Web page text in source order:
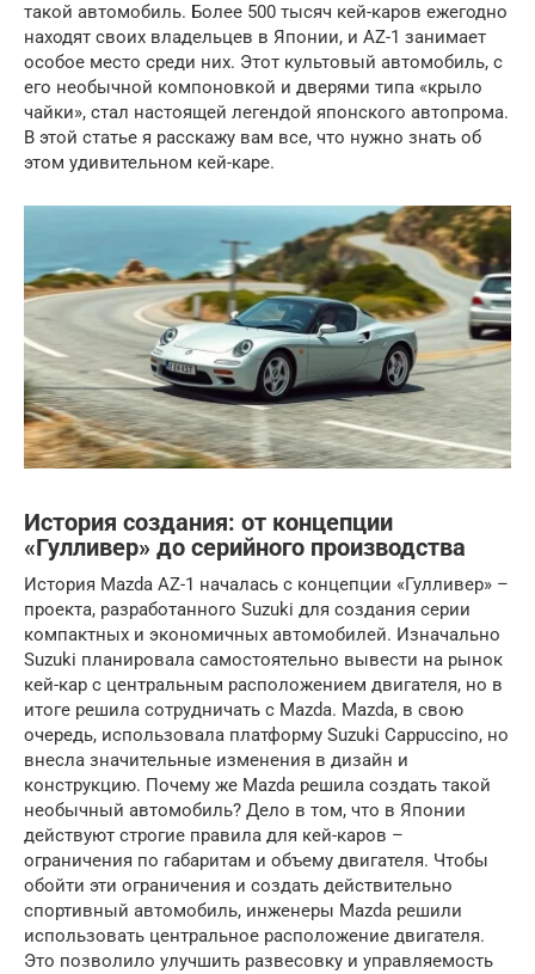
такой автомобиль. Более 500 тысяч кей-каров ежегодно
находят своих владельцев в Японии, и AZ-1 занимает
особое место среди них. Этот культовый автомобиль, с
его необычной компоновкой и дверями типа «крыло
чайки», стал настоящей легендой японского автопрома.
В этой статье я расскажу вам все, что нужно знать об
этом удивительном кей-каре.
История создания: от концепции
«Гулливер» до серийного производства
История Mazda AZ-1 началась с концепции «Гулливер» –
проекта, разработанного Suzuki для создания серии
компактных и экономичных автомобилей. Изначально
Suzuki планировала самостоятельно вывести на рынок
кей-кар с центральным расположением двигателя, но в
итоге решила сотрудничать с Mazda. Mazda, в свою
очередь, использовала платформу Suzuki Cappuccino, но
внесла значительные изменения в дизайн и
конструкцию. Почему же Mazda решила создать такой
необычный автомобиль? Дело в том, что в Японии
действуют строгие правила для кей-каров –
ограничения по габаритам и объему двигателя. Чтобы
обойти эти ограничения и создать действительно
спортивный автомобиль, инженеры Mazda решили
использовать центральное расположение двигателя.
Это позволило улучшить развесовку и управляемость